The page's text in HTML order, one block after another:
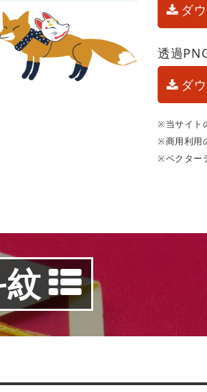
ダ
透過
ダ
※当サイト
※商用利用
※ベクター